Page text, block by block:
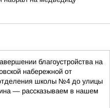
благоустройства на
набережной от
школы №4 до улицы
— рассказываем в нашем